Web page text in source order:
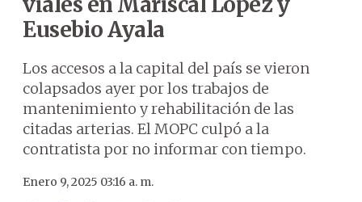
Eusebio Ayala
Los accesos a la capital del país se vieron
colapsados ayer por los trabajos de
mantenimiento y rehabilitación de las
citadas arterias. El MOPC culpó a la
contratista por no informar con tiempo.
Enero 9, 2025 03:16 a. m.